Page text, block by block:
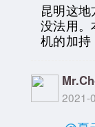
昆明这
没法用。
机的加持
2021-